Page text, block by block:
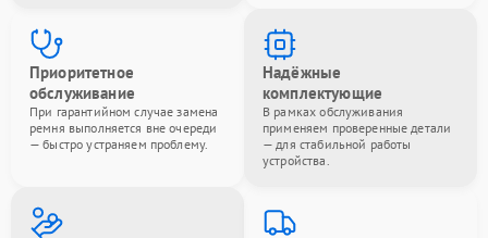
Приоритетное
обслуживание
При гарантийном случае замена
ремня выполняется вне очереди
— быстро устраняем проблему.
Надёжные
комплектующие
В рамках обслуживания
применяем проверенные детали
— для стабильной работы
устройства.